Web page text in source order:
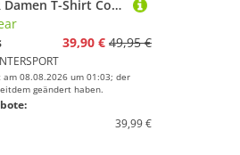
GORE WEAR Damen T-Shirt Contest 2.0 Singlet Damen
39,90 € 49,95 €
08.08.2026 um 01:03; der
geändert haben.
39,99 €